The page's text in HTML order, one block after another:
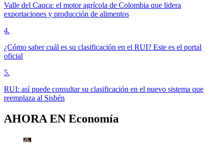
Valle del Cauca: el motor agrícola de Colombia que lidera
exportaciones y producción de alimentos
4.
¿Cómo saber cuál es su clasificación en el RUI? Este es el portal
oficial
5.
RUI: así puede consultar su clasificación en el nuevo sistema que
reemplaza al Sisbén
AHORA EN Economía